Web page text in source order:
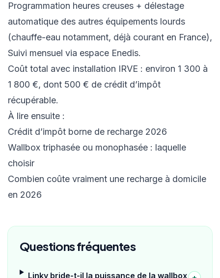
Programmation heures creuses + délestage
automatique des autres équipements lourds
(chauffe-eau notamment, déjà courant en France),
Suivi mensuel via espace Enedis.
Coût total avec installation IRVE : environ 1 300 à
1 800 €, dont 500 € de crédit d’impôt
récupérable.
À lire ensuite :
Crédit d’impôt borne de recharge 2026
Wallbox triphasée ou monophasée : laquelle
choisir
Combien coûte vraiment une recharge à domicile
en 2026
Questions fréquentes
Linky bride-t-il la puissance de la wallbox